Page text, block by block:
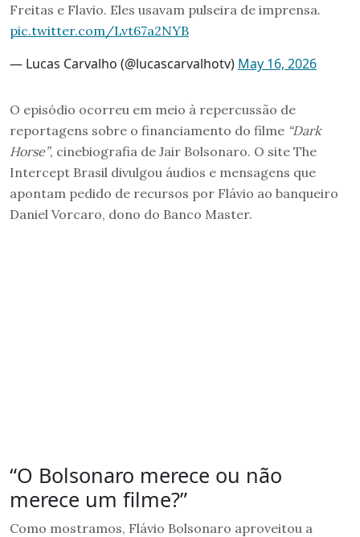
Freitas e Flavio. Eles usavam pulseira de imprensa.
pic.twitter.com/Lvt67a2NYB
— Lucas Carvalho (@lucascarvalhotv) May 16, 2026
O episódio ocorreu em meio à repercussão de
reportagens sobre o financiamento do filme “Dark
Horse”, cinebiografia de Jair Bolsonaro. O site The
Intercept Brasil divulgou áudios e mensagens que
apontam pedido de recursos por Flávio ao banqueiro
Daniel Vorcaro, dono do Banco Master.
“O Bolsonaro merece ou não
merece um filme?”
Como mostramos, Flávio Bolsonaro aproveitou a